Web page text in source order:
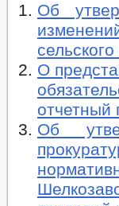
Об
О
отчетный
Об